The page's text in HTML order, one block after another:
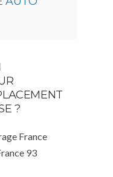
?
France
93